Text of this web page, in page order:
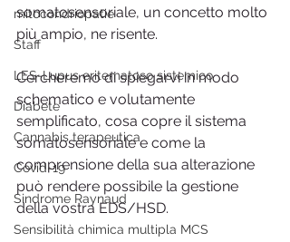
mitocondriopatie
Staff
LES-Lupus eritematoso sistemico
Diabete
Cannabis terapeutica
Covid-19
Sindrome Raynaud
Sensibilità chimica multipla MCS
somatosensoriale, un concetto molto
più ampio, ne risente.
Cercheremo di spiegarvi in modo
schematico e volutamente
semplificato, cosa copre il sistema
somatosensoriale e come la
comprensione della sua alterazione
può rendere possibile la gestione
della vostra EDS/HSD.